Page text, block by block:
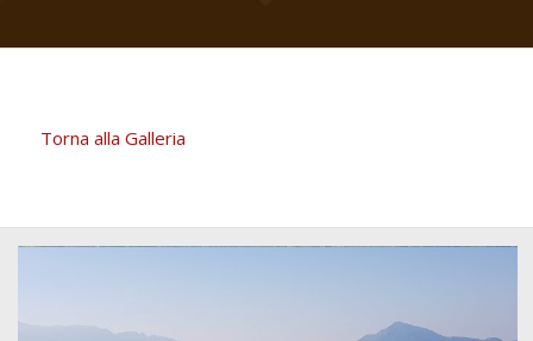
Torna alla Galleria